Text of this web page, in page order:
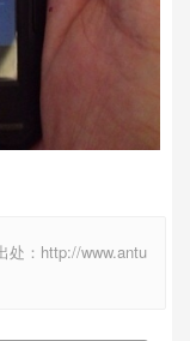
处：http://www.antu